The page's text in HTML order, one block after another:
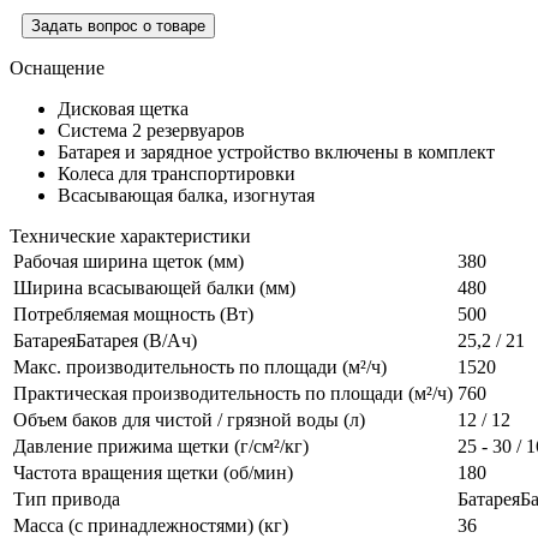
Задать вопрос о товаре
Оснащение
Дисковая щетка
Система 2 резервуаров
Батарея и зарядное устройство включены в комплект
Колеса для транспортировки
Всасывающая балка, изогнутая
Технические характеристики
Рабочая ширина щеток (мм)
380
Ширина всасывающей балки (мм)
480
Потребляемая мощность (Вт)
500
БатареяБатарея (В/Ач)
25,2 / 21
Макс. производительность по площади (м²/ч)
1520
Практическая производительность по площади (м²/ч) 760
Объем баков для чистой / грязной воды (л)
12 / 12
Давление прижима щетки (г/см²/кг)
25 - 30 /
Частота вращения щетки (об/мин)
180
Тип привода
Масса (с принадлежностями) (кг)
36